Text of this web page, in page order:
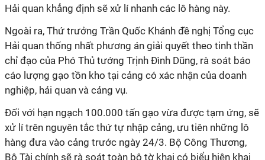
Hải quan khẳng định sẽ xử lí nhanh các lô hàng này.
Ngoài ra, Thứ trưởng Trần Quốc Khánh đề nghị Tổng cục
Hải quan thống nhất phương án giải quyết theo tinh thần
chỉ đạo của Phó Thủ tướng Trịnh Đình Dũng, rà soát báo
cáo lượng gạo tồn kho tại cảng có xác nhận của doanh
nghiệp, hải quan và cảng vụ.
Đối với hạn ngạch 100.000 tấn gạo vừa được tạm ứng, sẽ
xử lí trên nguyên tắc thứ tự nhập cảng, ưu tiên những lô
hàng đưa vào cảng trước ngày 24/3. Bộ Công Thương,
Bộ Tài chính sẽ rà soát toàn bộ tờ khai có biểu hiện khai